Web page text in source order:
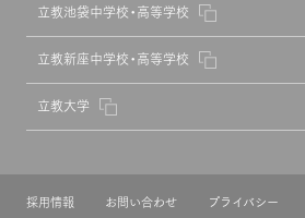
立教池袋中学校・高等学校
立教新座中学校・高等学校
立教大学
採用情報 お問い合わせ プライバシー